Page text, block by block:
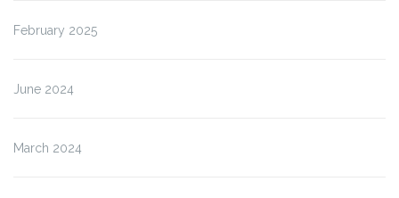
February 2025
June 2024
March 2024